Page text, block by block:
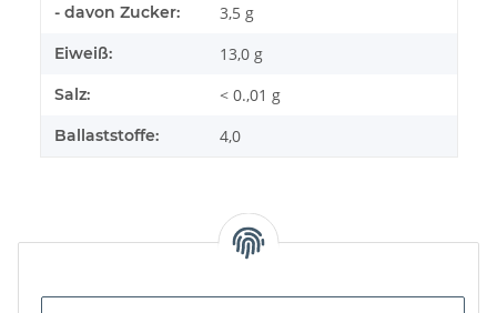
- davon Zucker: 3,5 g
Eiweiß: 13,0 g
Salz: < 0.,01 g
Ballaststoffe: 4,0